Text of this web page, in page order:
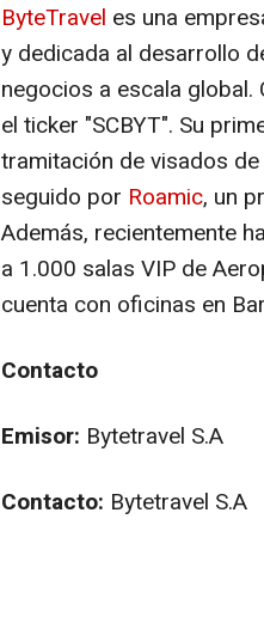
ByteTravel es una
y dedicada al desarrollo
negocios a escala
el ticker "SCBYT". Su
tramitación de visados
seguido por Roamic, un
Además, recientemente
a 1.000 salas VIP de
cuenta con oficinas en
Contacto
Emisor: Bytetravel S.A
Contacto: Bytetravel S.A